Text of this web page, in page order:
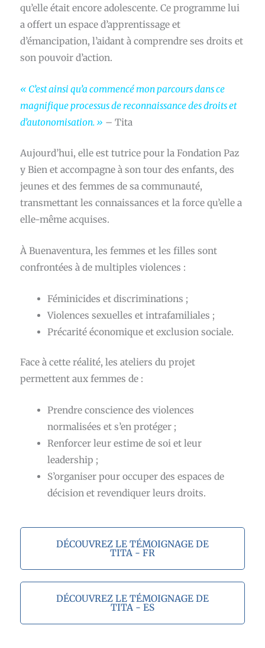
qu’elle était encore adolescente. Ce programme lui
a offert un espace d’apprentissage et
d’émancipation, l’aidant à comprendre ses droits et
son pouvoir d’action.
« C’est ainsi qu’a commencé mon parcours dans ce
magnifique processus de reconnaissance des droits et
d’autonomisation. » – Tita
Aujourd’hui, elle est tutrice pour la Fondation Paz
y Bien et accompagne à son tour des enfants, des
jeunes et des femmes de sa communauté,
transmettant les connaissances et la force qu’elle a
elle-même acquises.
À Buenaventura, les femmes et les filles sont
confrontées à de multiples violences :
Féminicides et discriminations ;
Violences sexuelles et intrafamiliales ;
Précarité économique et exclusion sociale.
Face à cette réalité, les ateliers du projet
permettent aux femmes de :
Prendre conscience des violences
normalisées et s’en protéger ;
Renforcer leur estime de soi et leur
leadership ;
S’organiser pour occuper des espaces de
décision et revendiquer leurs droits.
DÉCOUVREZ LE TÉMOIGNAGE DE
TITA - FR
DÉCOUVREZ LE TÉMOIGNAGE DE
TITA - ES